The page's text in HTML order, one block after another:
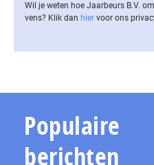
Wil je weten hoe Jaarbeurs B.V.
vens? Klik dan hier voor ons
Populaire
berichten